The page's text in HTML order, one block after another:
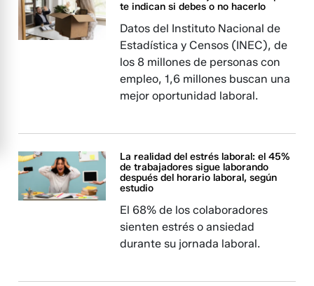
te indican si debes o no hacerlo
Datos del Instituto Nacional de
Estadística y Censos (INEC), de
los 8 millones de personas con
empleo, 1,6 millones buscan una
mejor oportunidad laboral.
La realidad del estrés laboral: el 45%
de trabajadores sigue laborando
después del horario laboral, según
estudio
El 68% de los colaboradores
sienten estrés o ansiedad
durante su jornada laboral.